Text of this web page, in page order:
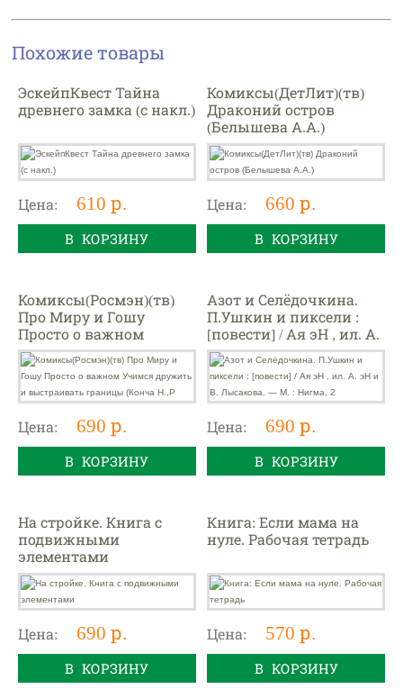
Похожие товары
ЭскейпКвест Тайна
древнего замка (с накл.)
Цена: 610 р.
В КОРЗИНУ
Комиксы(ДетЛит)(тв)
Драконий остров
(Белышева А.А.)
Цена: 660 р.
В КОРЗИНУ
Комиксы(Росмэн)(тв)
Про Миру и Гошу
Просто о важном
Учимся дружить и
выстраивать границы
(Конча Н.,Р
Цена: 690 р.
В КОРЗИНУ
Азот и Селёдочкина.
П.Ушкин и пиксели :
[повести] / Ая эН , ил. А.
эН и В. Лысакова. — М. :
Нигма, 2
Цена: 690 р.
В КОРЗИНУ
На стройке. Книга с
подвижными
элементами
Цена: 690 р.
В КОРЗИНУ
Книга: Если мама на
нуле. Рабочая тетрадь
Цена: 570 р.
В КОРЗИНУ